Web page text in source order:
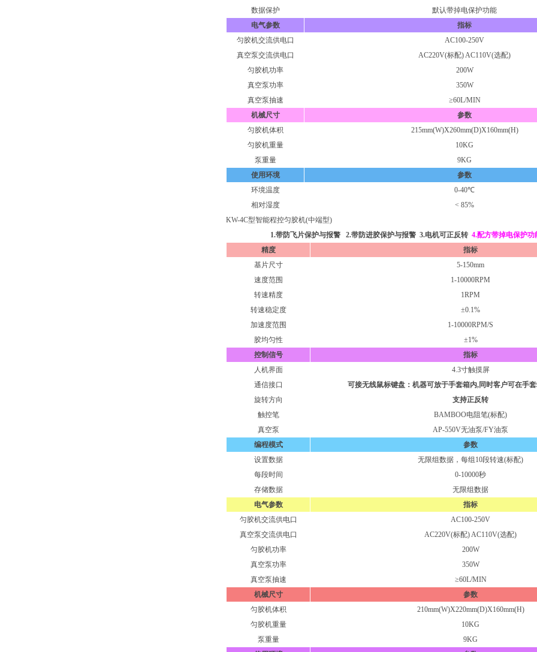
数据保护
默认带掉电保护功能
电气参数
指标
匀胶机交流供电口
AC100-250V
真空泵交流供电口
AC220V(标配) AC110V(选配)
匀胶机功率
200W
真空泵功率
350W
真空泵抽速
≥60L/MIN
机械尺寸
参数
匀胶机体积
215mm(W)X260mm(D)X160mm(H)
匀胶机重量
10KG
泵重量
9KG
使用环境
参数
环境温度
0-40℃
相对湿度
< 85%
KW-4C型智能程控匀胶机(中端型)
1.带防飞片保护与报警 2.带防进胶保护与报警 3.电机可正反转 4.配方带掉电保护功
精度
指标
基片尺寸
5-150mm
速度范围
1-10000RPM
转速精度
1RPM
转速稳定度
±0.1%
加速度范围
1-10000RPM/S
胶均匀性
±1%
控制信号
指标
人机界面
4.3寸触摸屏
通信接口
可接无线鼠标键盘：机器可放于手套箱内,同时客户可在手
旋转方向
支持正反转
触控笔
BAMBOO电阻笔(标配)
真空泵
AP-550V无油泵/FY油泵
编程模式
参数
设置数据
无限组数据，每组10段转速(标配)
每段时间
0-10000秒
存储数据
无限组数据
电气参数
指标
匀胶机交流供电口
AC100-250V
真空泵交流供电口
AC220V(标配) AC110V(选配)
匀胶机功率
200W
真空泵功率
350W
真空泵抽速
≥60L/MIN
机械尺寸
参数
匀胶机体积
210mm(W)X220mm(D)X160mm(H)
匀胶机重量
10KG
泵重量
9KG